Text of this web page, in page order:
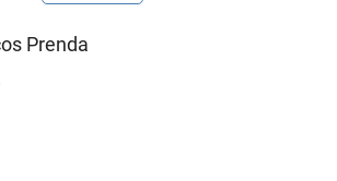
Prenda